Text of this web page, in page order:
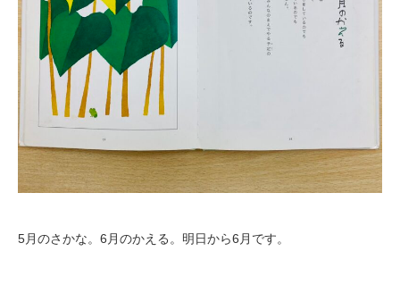
5月のさかな。6月のかえる。明日から6月です。